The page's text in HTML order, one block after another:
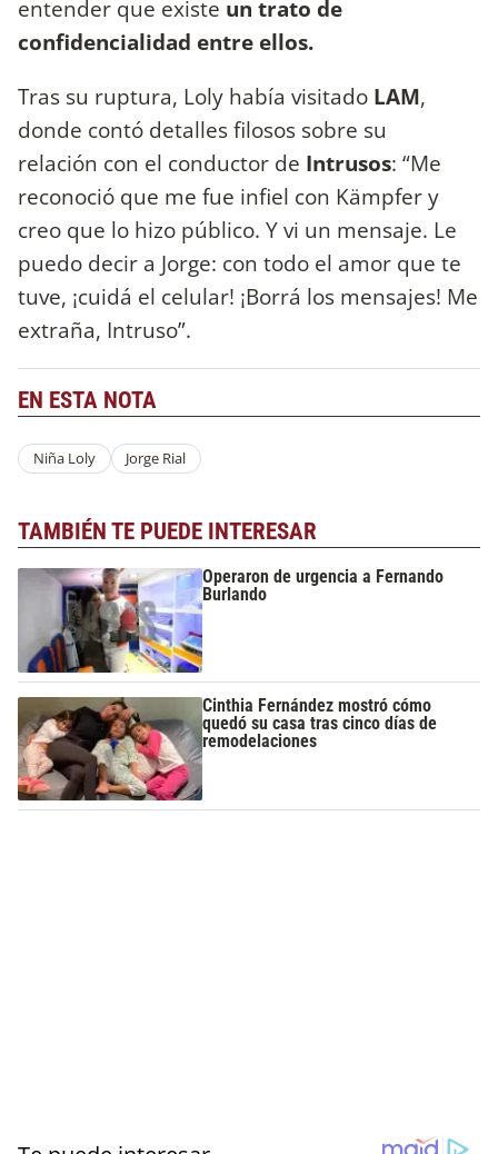
entender que existe un trato de
confidencialidad entre ellos.
Tras su ruptura, Loly había visitado LAM,
donde contó detalles filosos sobre su
relación con el conductor de Intrusos: “Me
reconoció que me fue infiel con Kämpfer y
creo que lo hizo público. Y vi un mensaje. Le
puedo decir a Jorge: con todo el amor que te
tuve, ¡cuidá el celular! ¡Borrá los mensajes! Me
extraña, Intruso”.
EN ESTA NOTA
Niña Loly Jorge Rial
TAMBIÉN TE PUEDE INTERESAR
Operaron de urgencia a Fernando
Burlando
Cinthia Fernández mostró cómo
quedó su casa tras cinco días de
remodelaciones